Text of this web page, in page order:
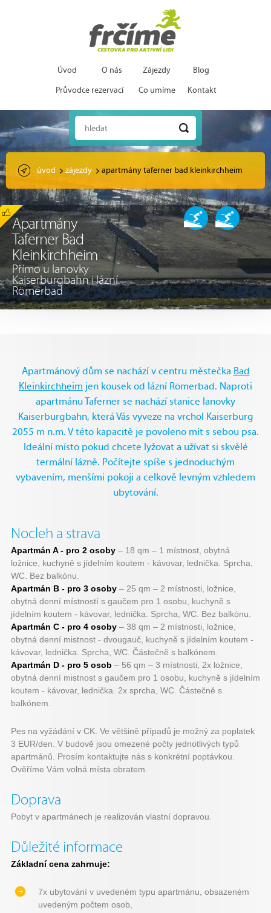
Apartmány
Taferner Bad
Kleinkirchheim
Přímo u lanovky
Kaiserburgbahn i lázní
Römerbad
Apartmánový dům se nachází v centru městečka Bad
Kleinkirchheim jen kousek od lázní Römerbad. Naproti
apartmánu Taferner se nachází stanice lanovky
Kaiserburgbahn, která Vás vyveze na vrchol Kaiserburg
2055 m n.m. V této kapacitě je povoleno mít s sebou psa.
Ideální místo pokud chcete lyžovat a užívat si skvělé
termální lázně. Počítejte spíše s jednoduchým
vybavením, menšími pokoji a celkově levným vzhledem
ubytování.
Nocleh a strava
Apartmán A - pro 2 osoby– 18 qm – 1 místnost, obytná
ložnice, kuchyně s jídelním koutem - kávovar, lednička. Sprcha,
WC. Bez balkónu.
Apartmán B - pro 3 osoby– 25 qm – 2 místnosti, ložnice,
obytná denní místností s gaučem pro 1 osobu, kuchyně s
jídelním koutem - kávovar, lednička. Sprcha, WC. Bez balkónu.
Apartmán C - pro 4 osoby– 38 qm – 2 místnosti, ložnice,
obytná denní mistnost - dvougauč, kuchyně s jídelním koutem -
kávovar, lednička. Sprcha, WC. Částečně s balkónem.
Apartmán D - pro 5 osob – 56 qm – 3 místnosti, 2x ložnice,
obytná denní mistnost s gaučem pro 1 osobu, kuchyně s jídelním
koutem - kávovar, lednička. 2x sprcha, WC. Částečně s
balkónem.
Pes na vyžádání v CK. Ve většině případů je možný za poplatek
3 EUR/den. V budově jsou omezené počty jednotlivých typů
apartmánů. Prosím kontaktujte nás s konkrétní poptávkou.
Ověříme Vám volná místa obratem.
Doprava
Pobyt v apartmánech je realizován vlastní dopravou.
Důležité informace
Základní cena zahrnuje:
7x ubytování v uvedeném typu apartmánu, obsazeném
uvedeným počtem osob,
Úvod O nás Zájezdy Blog
Průvodce rezervací Co umíme Kontakt
hledat
úvod zájezdy apartmány taferner bad kleinkirchheim